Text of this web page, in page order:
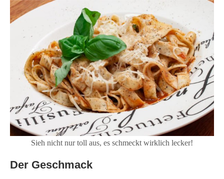
Sieh nicht nur toll aus, es schmeckt wirklich lecker!
Der Geschmack